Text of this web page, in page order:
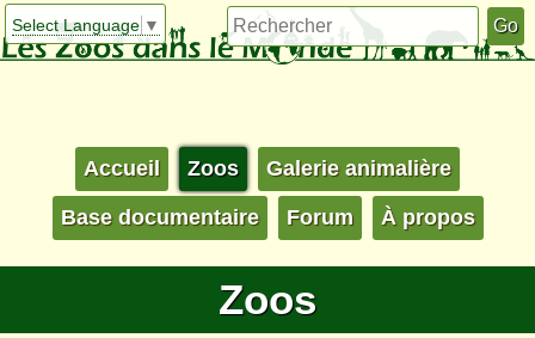
Select Language ▼
Accueil Zoos Galerie animalière
Base documentaire Forum À propos
Zoos